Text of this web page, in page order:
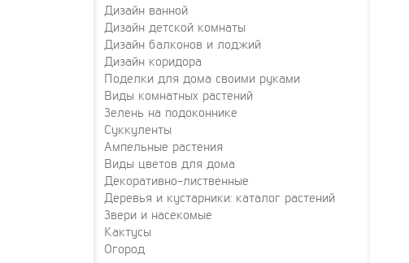
Дизайн ванной
Дизайн детской комнаты
Дизайн балконов и лоджий
Дизайн коридора
Поделки для дома своими руками
Виды комнатных растений
Зелень на подоконнике
Суккуленты
Ампельные растения
Виды цветов для дома
Декоративно-лиственные
Деревья и кустарники: каталог растений
Звери и насекомые
Кактусы
Огород